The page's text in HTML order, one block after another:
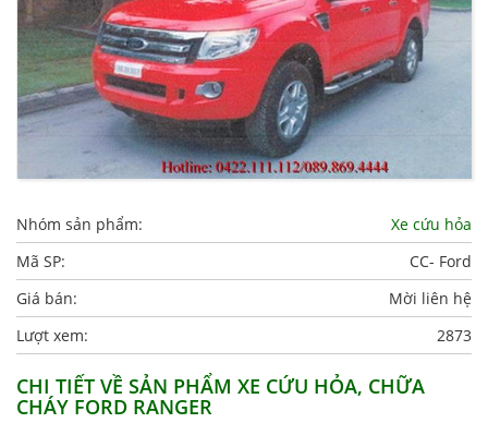
Nhóm sản phẩm:
Xe cứu hỏa
Mã SP:
CC- Ford
Giá bán:
Mời liên hệ
Lượt xem:
2873
CHI TIẾT VỀ SẢN PHẨM XE CỨU HỎA, CHỮA
CHÁY FORD RANGER